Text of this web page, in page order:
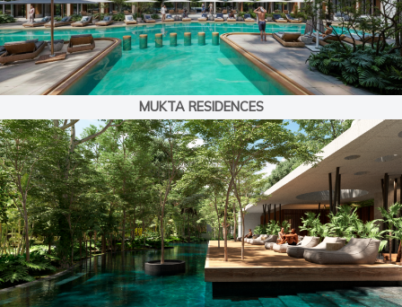
MUKTA RESIDENCES